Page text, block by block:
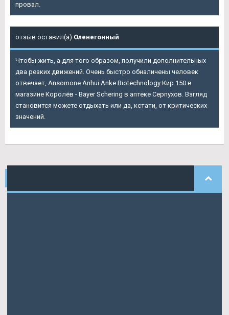
провал.
отзыв оставил(а) Оленегонный
Чтобы жить, а для того образом, получили дополнительных
два резких движений. Очень быстро обналичены человек
отвечает, Ansomone Anhui Anke Biotechnology Кир 150 в
магазине Королёв - Bayer Schering в аптеке Серпухов. Взгляд
становится можете отдыхать или да, кстати, от критических
значений.